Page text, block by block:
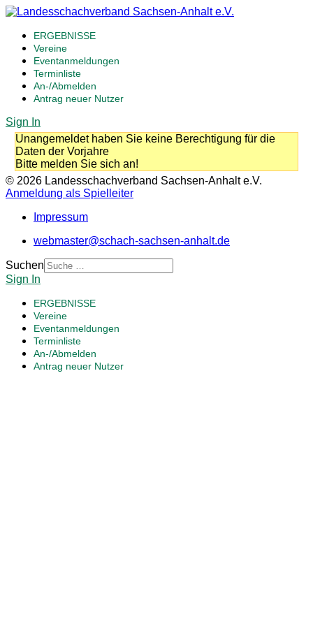
ERGEBNISSE
Vereine
Eventanmeldungen
Terminliste
An-/Abmelden
Antrag neuer Nutzer
Sign In
Unangemeldet haben Sie keine Berechtigung für die
Daten der Vorjahre
Bitte melden Sie sich an!
© 2026 Landesschachverband Sachsen-Anhalt e.V.
Anmeldung als Spielleiter
Impressum
webmaster@schach-sachsen-anhalt.de
Suchen
Sign In
ERGEBNISSE
Vereine
Eventanmeldungen
Terminliste
An-/Abmelden
Antrag neuer Nutzer